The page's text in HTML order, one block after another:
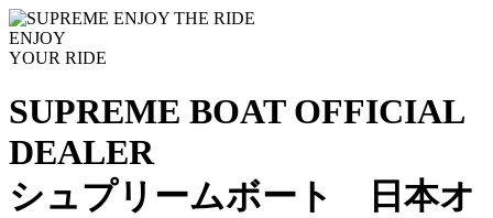
ENJOY
YOUR RIDE
SUPREME BOAT OFFICIAL
DEALER
シュプリームボート 日本オ